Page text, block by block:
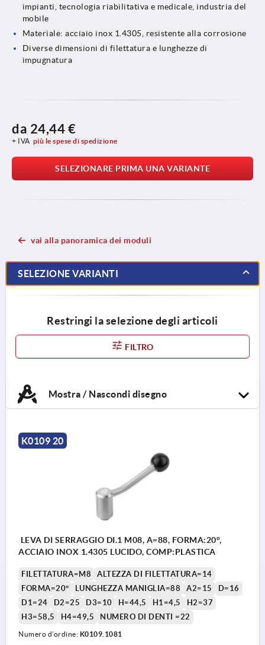
impianti, tecnologia riabilitativa e medicale, industria del
mobile
Materiale: acciaio inox 1.4305, resistente alla corrosione
Diverse dimensioni di filettatura e lunghezze di
impugnatura
da 24,44 €
+ IVA più le spese di spedizione
SELEZIONARE PRIMA UNA VARIANTE
vai alla panoramica dei moduli
SELEZIONE VARIANTI
Restringi la selezione degli articoli
FILTRO
Mostra / Nascondi disegno
K0109 20
LEVA DI SERRAGGIO DI.1 M08, A=88, FORMA:20°,
ACCIAIO INOX 1.4305 LUCIDO, COMP:PLASTICA
FILETTATURA=M8
ALTEZZA DI FILETTATURA=14
FORMA=20°
LUNGHEZZA MANIGLIA=88 A2=15
D=16
D1=24
D2=25 D3=10 H=44,5 H1=4,5
H2=37
H3=58,5
H4=49,5 NUMERO DI DENTI =22
Numero d’ordine: K0109.1081